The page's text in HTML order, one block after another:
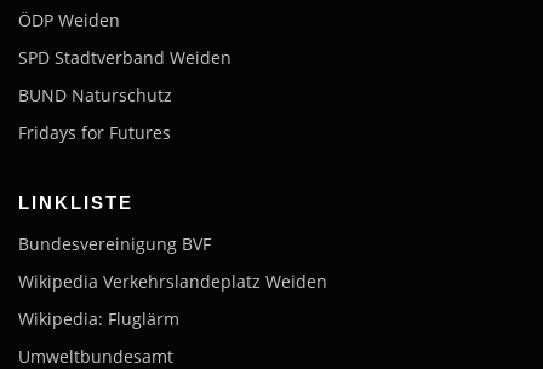
ÖDP Weiden
SPD Stadtverband Weiden
BUND Naturschutz
Fridays for Futures
LINKLISTE
Bundesvereinigung BVF
Wikipedia Verkehrslandeplatz Weiden
Wikipedia: Fluglärm
Umweltbundesamt